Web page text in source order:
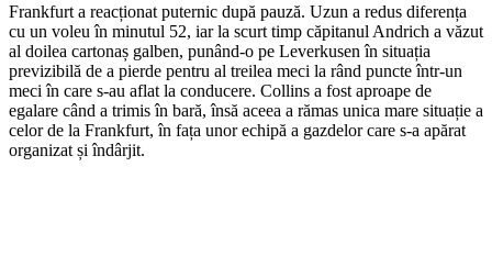
Frankfurt a reacționat puternic după pauză. Uzun a redus diferența
cu un voleu în minutul 52, iar la scurt timp căpitanul Andrich a văzut
al doilea cartonaș galben, punând-o pe Leverkusen în situația
previzibilă de a pierde pentru al treilea meci la rând puncte într-un
meci în care s-au aflat la conducere. Collins a fost aproape de
egalare când a trimis în bară, însă aceea a rămas unica mare situație a
celor de la Frankfurt, în fața unor echipă a gazdelor care s-a apărat
organizat și îndârjit.